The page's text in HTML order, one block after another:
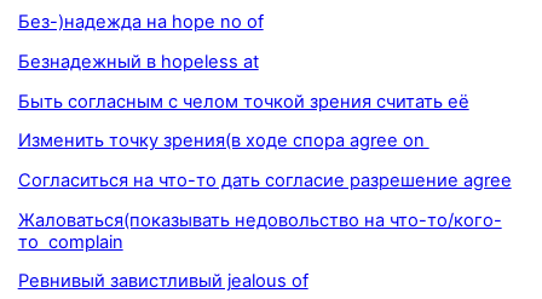
Без-)надежда на hope no of
Безнадежный в hopeless at
Быть согласным с челом точкой зрения считать её
Изменить точку зрения(в ходе спора agree on
Согласиться на что-то дать согласие разрешение agree
Жаловаться(показывать недовольство на что-то/кого-
то complain
Ревнивый завистливый jealous of